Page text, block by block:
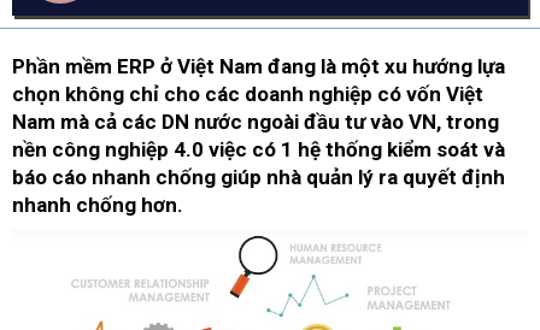
s
t
a
r
t
e
r
i
Phần mềm ERP ở Việt Nam đang là một xu hướng lựa
chọn không chỉ cho các doanh nghiệp có vốn Việt
Nam mà cả các DN nước ngoài đầu tư vào VN, trong
nền công nghiệp 4.0 việc có 1 hệ thống kiểm soát và
báo cáo nhanh chống giúp nhà quản lý ra quyết định
nhanh chống hơn.​